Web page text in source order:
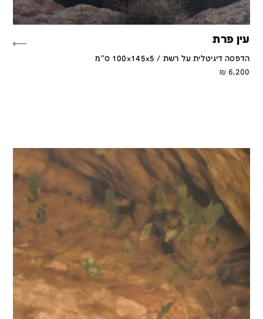
עין פרת
הדפסה דיגיטלית על רשת / 100x145x5 ס''מ
6,200
₪